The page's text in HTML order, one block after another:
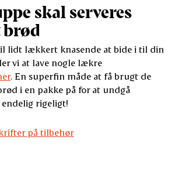
skal serveres
brød
lidt lækkert knasende at bide i til din
vi at lave nogle lækre
. En superfin måde at få brugt de
i en pakke på for at undgå
rigeligt!
på tilbehør